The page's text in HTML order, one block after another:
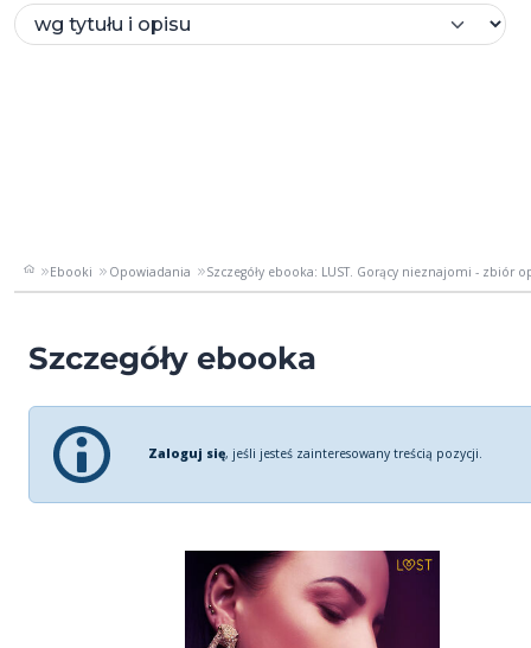
Ebooki Opowiadania Szczegóły ebooka: LUST. Gorący nieznajomi - zbiór
Szczegóły ebooka
Zaloguj się, jeśli jesteś zainteresowany treścią pozycji.